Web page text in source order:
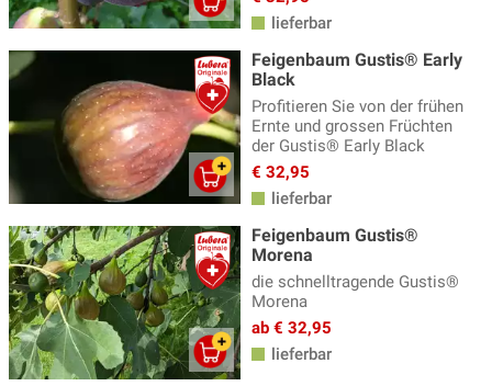
lieferbar
Feigenbaum Gustis® Early
Black
Profitieren Sie von der frühen
Ernte und grossen Früchten
der Gustis® Early Black
€ 32,95
lieferbar
Feigenbaum Gustis®
Morena
die schnelltragende Gustis®
Morena
ab € 32,95
lieferbar